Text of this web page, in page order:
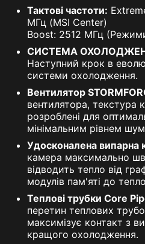
Тактові частоти:
МГц (MSI Center)
Boost: 2512 МГц
СИСТЕМА
Наступний крок в
системи охолодження.
Вентилятор
вентилятора, текстура
розроблені для
мінімальним рівнем
Удосконалена випарна
камера максимально
відводить тепло від
модулів пам'яті до
Теплові трубки Core
перетин теплових
максимізує контакт з
кращого охолодження.